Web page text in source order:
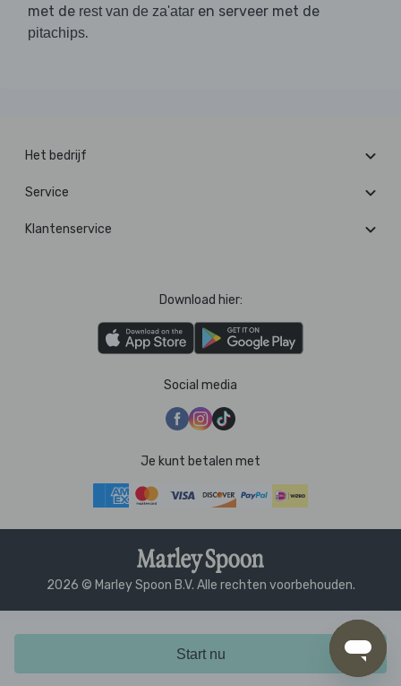
Start nu
met de rest van de za'atar en serveer met de
pitachips.
Het bedrijf
Service
Klantenservice
Download hier:
Social media
Je kunt betalen met
2026 © Marley Spoon B.V. Alle rechten voorbehouden.